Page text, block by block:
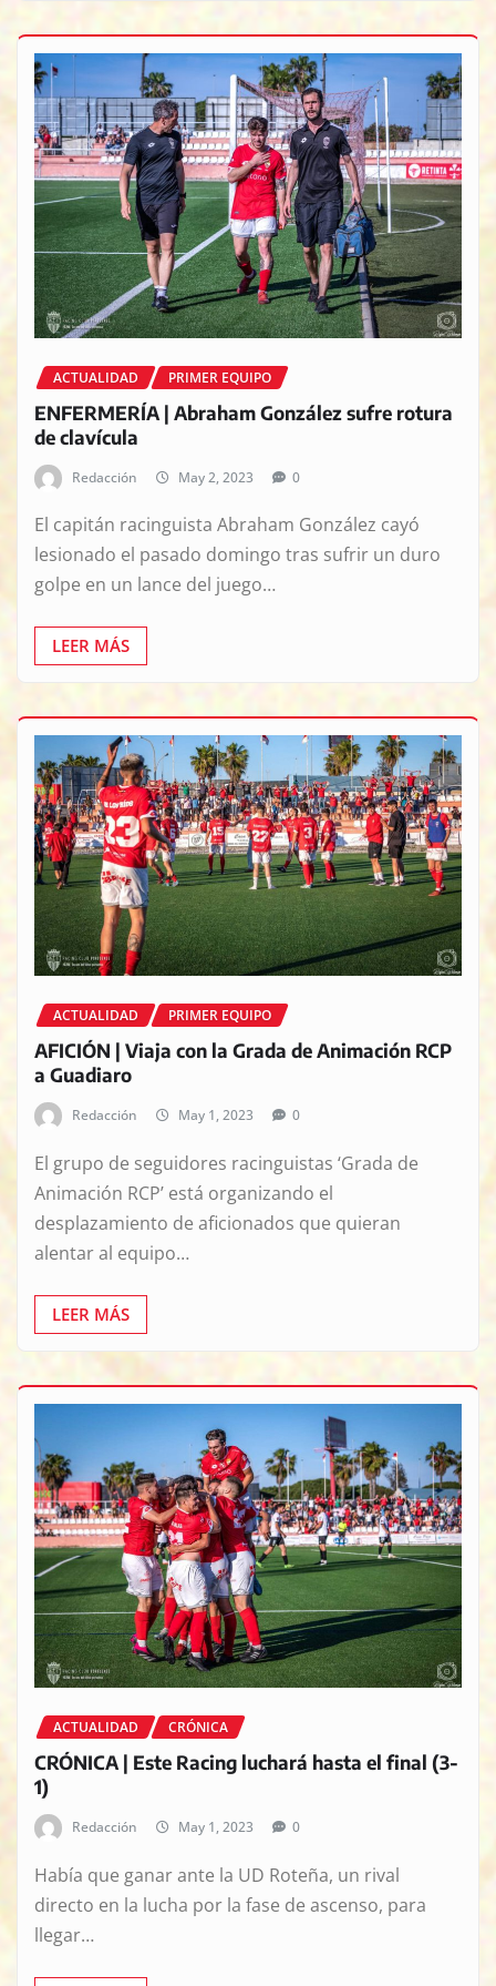
ACTUALIDAD PRIMER EQUIPO
ENFERMERÍA | Abraham González sufre rotura
de clavícula
Redacción May 2, 2023 0
El capitán racinguista Abraham González cayó
lesionado el pasado domingo tras sufrir un duro
golpe en un lance del juego…
LEER MÁS
ACTUALIDAD PRIMER EQUIPO
AFICIÓN | Viaja con la Grada de Animación RCP
a Guadiaro
Redacción May 1, 2023 0
El grupo de seguidores racinguistas ‘Grada de
Animación RCP’ está organizando el
desplazamiento de aficionados que quieran
alentar al equipo…
LEER MÁS
ACTUALIDAD CRÓNICA
CRÓNICA | Este Racing luchará hasta el final (3-
1)
Redacción May 1, 2023 0
Había que ganar ante la UD Roteña, un rival
directo en la lucha por la fase de ascenso, para
llegar…